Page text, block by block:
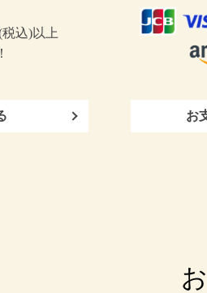
込)以上
お